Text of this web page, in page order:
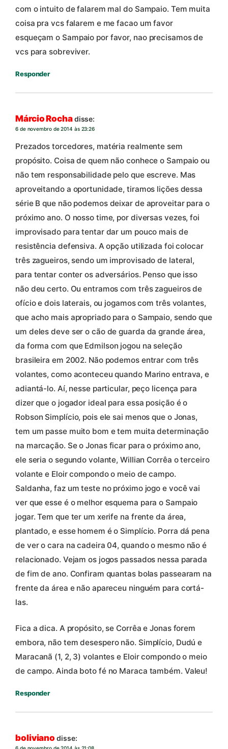
com o intuito de falarem mal do Sampaio. Tem muita
coisa pra vcs falarem e me facao um favor
esqueçam o Sampaio por favor, nao precisamos de
vcs para sobreviver.
Responder
Márcio Rochadisse:
6 de novembro de 2014 às 23:26
Prezados torcedores, matéria realmente sem
propósito. Coisa de quem não conhece o Sampaio ou
não tem responsabilidade pelo que escreve. Mas
aproveitando a oportunidade, tiramos lições dessa
série B que não podemos deixar de aproveitar para o
próximo ano. O nosso time, por diversas vezes, foi
improvisado para tentar dar um pouco mais de
resistência defensiva. A opção utilizada foi colocar
três zagueiros, sendo um improvisado de lateral,
para tentar conter os adversários. Penso que isso
não deu certo. Ou entramos com três zagueiros de
ofício e dois laterais, ou jogamos com três volantes,
que acho mais apropriado para o Sampaio, sendo que
um deles deve ser o cão de guarda da grande área,
da forma com que Edmilson jogou na seleção
brasileira em 2002. Não podemos entrar com três
volantes, como aconteceu quando Marino entrava, e
adiantá-lo. Aí, nesse particular, peço licença para
dizer que o jogador ideal para essa posição é o
Robson Simplício, pois ele sai menos que o Jonas,
tem um passe muito bom e tem muita determinação
na marcação. Se o Jonas ficar para o próximo ano,
ele seria o segundo volante, Willian Corrêa o terceiro
volante e Eloir compondo o meio de campo.
Saldanha, faz um teste no próximo jogo e você vai
ver que esse é o melhor esquema para o Sampaio
jogar. Tem que ter um xerife na frente da área,
plantado, e esse homem é o Simplício. Porra dá pena
de ver o cara na cadeira 04, quando o mesmo não é
relacionado. Vejam os jogos passados nessa parada
de fim de ano. Confiram quantas bolas passearam na
frente da área e não apareceu ninguém para cortá-
las.
Fica a dica. A propósito, se Corrêa e Jonas forem
embora, não tem desespero não. Simplício, Dudú e
Maracanã (1, 2, 3) volantes e Eloir compondo o meio
de campo. Ainda boto fé no Maraca também. Valeu!
Responder
boliviano disse: